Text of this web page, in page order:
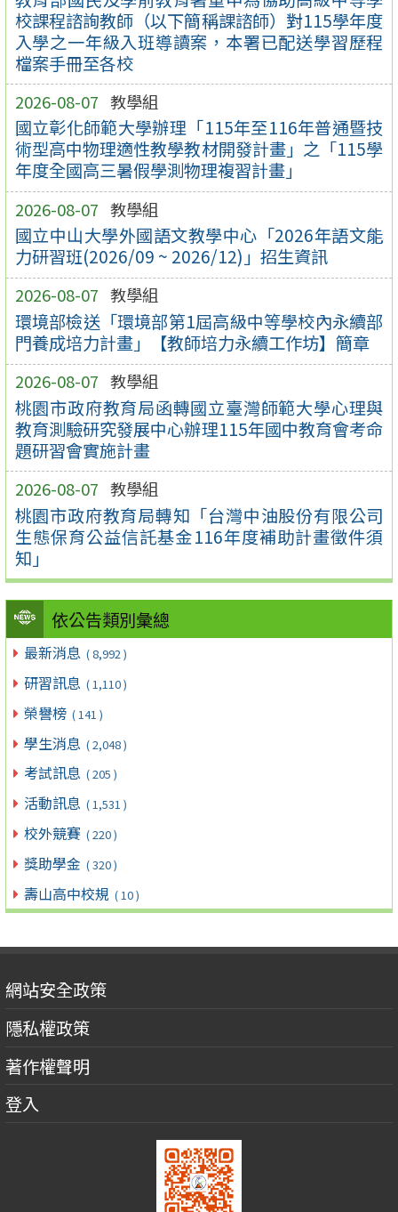
校課程諮詢教師（以下簡稱課諮師）對115學年度
入學之一年級入班導讀案，本署已配送學習歷程
檔案手冊至各校
2026-08-07 教學組
國立彰化師範大學辦理「115年至116年普通暨技
術型高中物理適性教學教材開發計畫」之「115學
年度全國高三暑假學測物理複習計畫」
2026-08-07 教學組
國立中山大學外國語文教學中心「2026年語文能
力研習班(2026/09 ~ 2026/12)」招生資訊
2026-08-07 教學組
環境部檢送「環境部第1屆高級中等學校內永續部
門養成培力計畫」【教師培力永續工作坊】簡章
2026-08-07 教學組
桃園市政府教育局函轉國立臺灣師範大學心理與
教育測驗研究發展中心辦理115年國中教育會考命
題研習會實施計畫
2026-08-07 教學組
桃園市政府教育局轉知「台灣中油股份有限公司
生態保育公益信託基金116年度補助計畫徵件須
知」
依公告類別彙總
最新消息 ( 8,992 )
研習訊息 ( 1,110 )
榮譽榜 ( 141 )
學生消息 ( 2,048 )
考試訊息 ( 205 )
活動訊息 ( 1,531 )
校外競賽 ( 220 )
獎助學金 ( 320 )
壽山高中校規 ( 10 )
網站安全政策
隱私權政策
著作權聲明
登入